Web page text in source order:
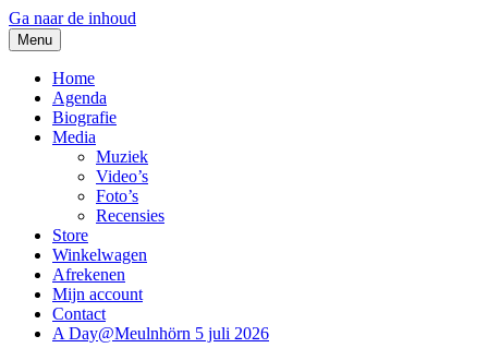
Ga naar de inhoud
thesidekicks.nl
Blues And More uit Meulnhorn
Menu
Home
Agenda
Biografie
Media
Muziek
Video’s
Foto’s
Recensies
Store
Winkelwagen
Afrekenen
Mijn account
Contact
A Day@Meulnhörn 5 juli 2026